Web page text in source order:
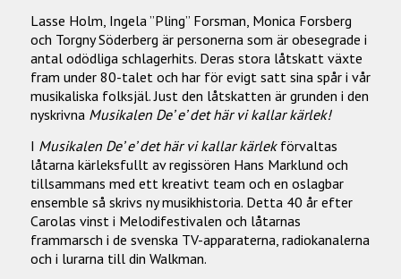
Lasse Holm, Ingela ”Pling” Forsman, Monica Forsberg
och Torgny Söderberg är personerna som är obesegrade i
antal odödliga schlagerhits. Deras stora låtskatt växte
fram under 80-talet och har för evigt satt sina spår i vår
musikaliska folksjäl. Just den låtskatten är grunden i den
nyskrivna Musikalen De’ e’ det här vi kallar kärlek!
I Musikalen De’ e’ det här vi kallar kärlekförvaltas
låtarna kärleksfullt av regissören Hans Marklund och
tillsammans med ett kreativt team och en oslagbar
ensemble så skrivs ny musikhistoria. Detta 40 år efter
Carolas vinst i Melodifestivalen och låtarnas
frammarsch i de svenska TV-apparaterna, radiokanalerna
och i lurarna till din Walkman.